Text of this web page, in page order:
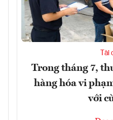
Tài
Trong tháng 7,
hàng hóa vi
với